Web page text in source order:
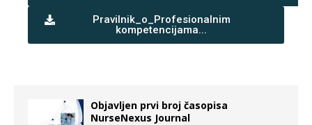
Pravilnik_o_Profesionalnim
kompetencijama...
Objavljen prvi broj časopisa
NurseNexus Journal